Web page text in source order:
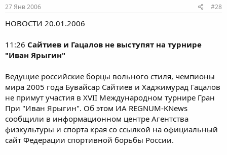
27 Янв 2006 #28
НОВОСТИ 20.01.2006
11:26 Сайтиев и Гацалов не выступят на турнире
"Иван Ярыгин"
Ведущие российские борцы вольного стиля, чемпионы
мира 2005 года Бувайсар Сайтиев и Хаджимурад Гацалов
не примут участия в XVII Международном турнире Гран
При "Иван Ярыгин". Об этом ИА REGNUM-KNews
сообщили в информационном центре Агентства
физкультуры и спорта края со ссылкой на официальный
сайт Федерации спортивной борьбы России.